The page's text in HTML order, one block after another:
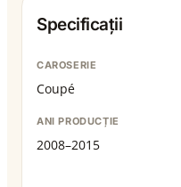
Specificații
CAROSERIE
Coupé
ANI PRODUCȚIE
2008–2015